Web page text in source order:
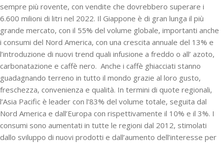
sempre più rovente, con vendite che dovrebbero superare i
6.600 milioni di litri nel 2022. Il Giappone è di gran lunga il più
grande mercato, con il 55% del volume globale, importanti anche
i consumi del Nord America, con una crescita annuale del 13% e
l’introduzione di nuovi trend quali infusione a freddo o all’ azoto,
carbonatazione e caffè nero. Anche i caffè ghiacciati stanno
guadagnando terreno in tutto il mondo grazie al loro gusto,
freschezza, convenienza e qualità. In termini di quote regionali,
l’Asia Pacific è leader con l’83% del volume totale, seguita dal
Nord America e dall’Europa con rispettivamente il 10% e il 3%. I
consumi sono aumentati in tutte le regioni dal 2012, stimolati
dallo sviluppo di nuovi prodotti e dall’aumento dell’interesse per